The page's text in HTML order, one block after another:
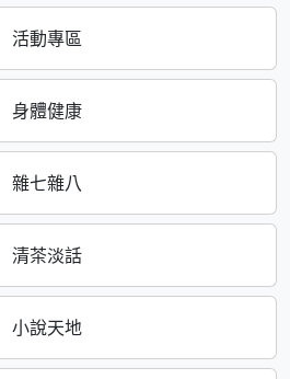
活動專區
身體健康
雜七雜八
清茶淡話
小說天地